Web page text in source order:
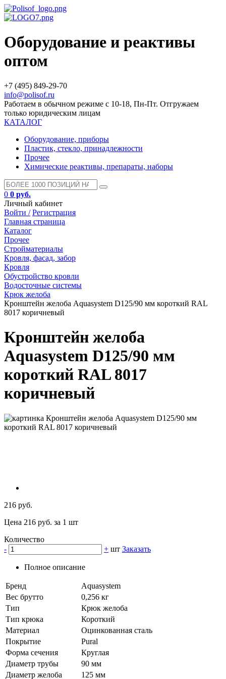
Оборудование и реактивы
оптом
+7 (495) 849-29-70
info@polisof.ru
Работаем в обычном режиме с 10-18, Пн-Пт. Отгружаем
только юридическим лицам
КАТАЛОГ
Оборудование, приборы
Пластик, стекло, принадлежности
Прочее
Химические реактивы, препараты, наборы
0 0 руб.
Личный кабинет
Войти / Регистрация
Главная страница
Каталог
Прочее
Стройматериалы
Кровля, фасад, забор
Кровля
Обустройство кровли
Водосточные системы
Крюк желоба
Кронштейн желоба Aquasystem D125/90 мм короткий RAL
8017 коричневый
Кронштейн желоба
Aquasystem D125/90 мм
короткий RAL 8017
коричневый
216 руб.
Цена 216 руб. за 1 шт
Количество
-
+ шт Заказать
Полное описание
Бренд
Aquasystem
Вес брутто
0,256 кг
Тип
Крюк желоба
Тип крюка
Короткий
Материал
Оцинкованная сталь
Покрытие
Pural
Форма сечения
Круглая
Диаметр трубы
90 мм
Диаметр желоба
125 мм